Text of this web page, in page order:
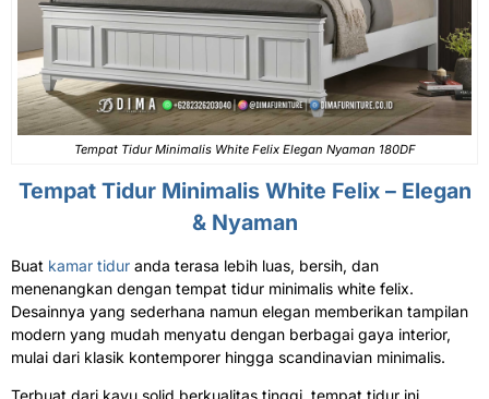
Tempat Tidur Minimalis White Felix Elegan Nyaman 180DF
Tempat Tidur Minimalis White Felix – Elegan
& Nyaman
Buat kamar tidur anda terasa lebih luas, bersih, dan
menenangkan dengan tempat tidur minimalis white felix.
Desainnya yang sederhana namun elegan memberikan tampilan
modern yang mudah menyatu dengan berbagai gaya interior,
mulai dari klasik kontemporer hingga scandinavian minimalis.